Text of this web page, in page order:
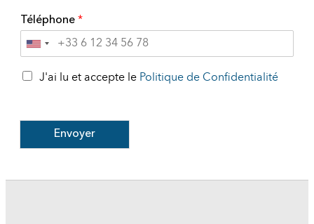
Téléphone *
United
States
+1
J'ai lu et accepte le Politique de Confidentialité
Envoyer